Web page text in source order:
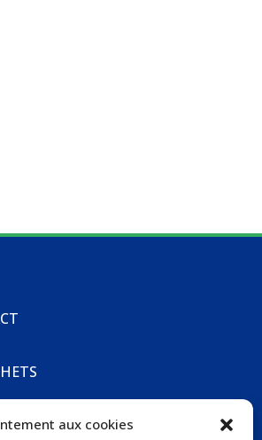
aux cookies
DE LA MAIRIE